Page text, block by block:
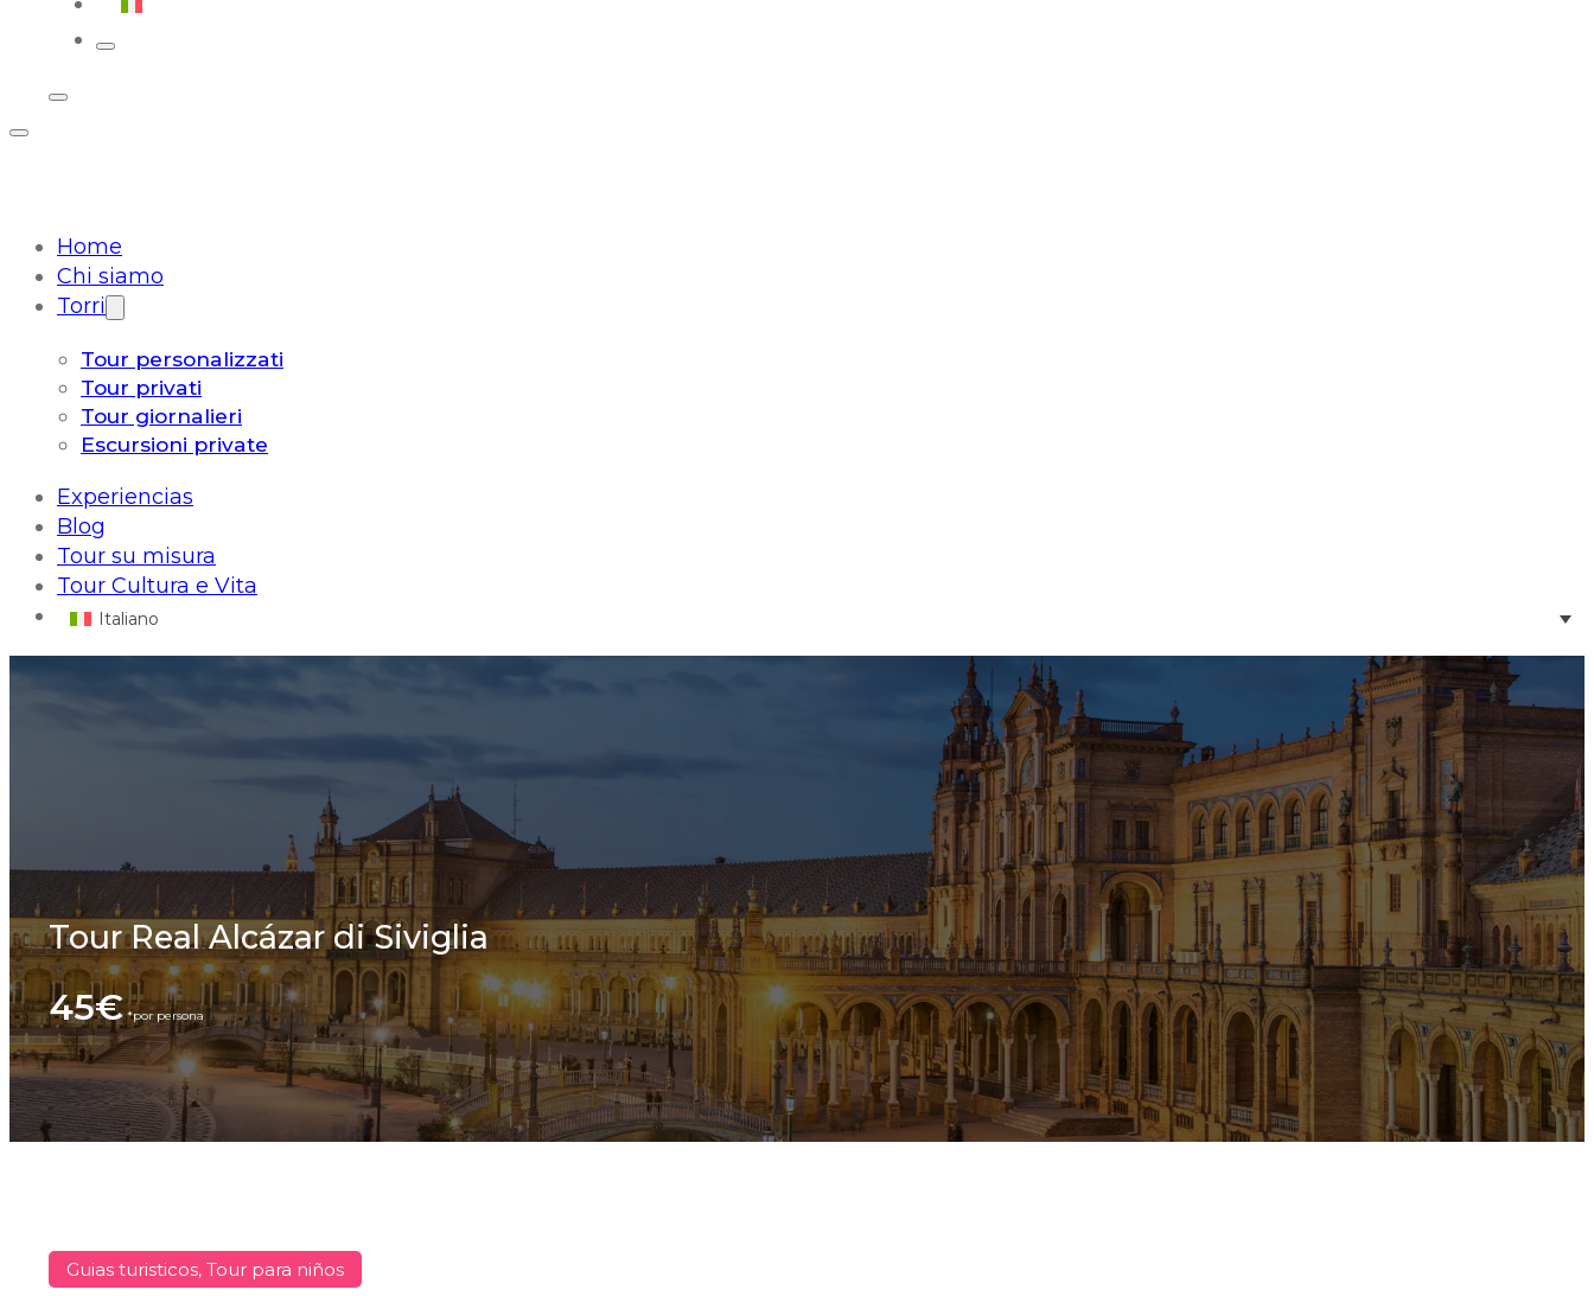
Home
Chi siamo
Torri
Tour personalizzati
Tour privati
Tour giornalieri
Escursioni private
Experiencias
Blog
Tour su misura
Tour Cultura e Vita
Italiano
Tour Real Alcázar di Siviglia
45€
Guias turisticos, Tour para niños